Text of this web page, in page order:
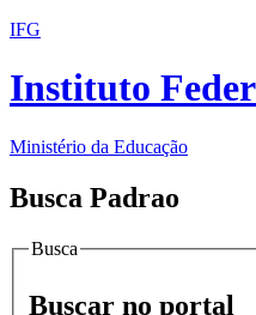
IFG
Instituto
Ministério da Educação
Busca Padrao
Busca
Buscar no portal